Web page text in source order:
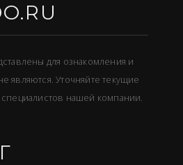
для ознакомления и
являются. Уточняйте текущие
нашей компании.